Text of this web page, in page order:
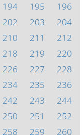
194 195
196
202 203
204
210 211
212
218 219
220
226 227
228
234 235
236
242 243
244
250 251
252
258 259
260